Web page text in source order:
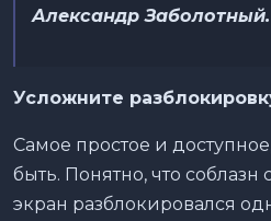
Александр Заболотный.
Усложните
Самое простое и
быть. Понятно, что соблазн
экран разблокировался